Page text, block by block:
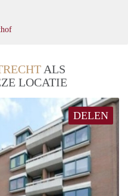
ALS
LOCATIE
DELEN